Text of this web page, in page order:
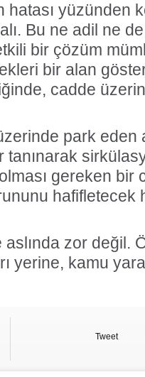
hatası yüzünden
Bu ne adil ne
bir çözüm
bir alan
cadde
park eden
tanınarak
gereken bir
hafifletecek
zor değil.
yerine, kamu
Tweet